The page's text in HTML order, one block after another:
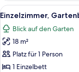
Alle
Fotos
für
Einzelzimmer,
Gartenblick
anzeigen
5
Einzelzimmer,
Blick auf den Garten
18 m²
Platz für 1 Person
1 Einzelbett